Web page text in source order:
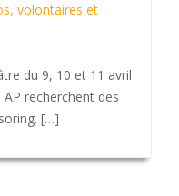
volontaires et
du 9, 10 et 11 avril
recherchent des
[…]